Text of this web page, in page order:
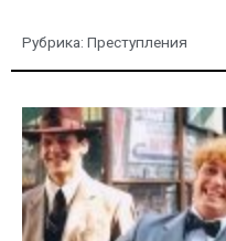
Рубрика: Преступления